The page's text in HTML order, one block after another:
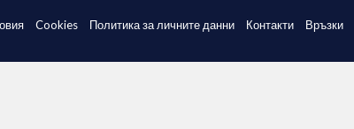
Cookies Политика за личните данни Контакти Връзки